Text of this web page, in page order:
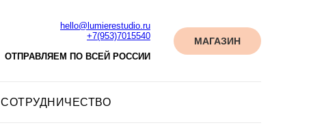
hello@lumierestudio.ru
+7(953)7015540
ОТПРАВЛЯЕМ ПО ВСЕЙ РОССИИ
МАГАЗИН
СОТРУДНИЧЕСТВО